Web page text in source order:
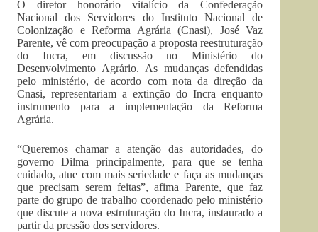
O diretor honorário vitalício da Confederação
Nacional dos Servidores do Instituto Nacional de
Colonização e Reforma Agrária (Cnasi), José Vaz
Parente, vê com preocupação a proposta reestruturação
do Incra, em discussão no Ministério do
Desenvolvimento Agrário. As mudanças defendidas
pelo ministério, de acordo com nota da direção da
Cnasi, representariam a extinção do Incra enquanto
instrumento para a implementação da Reforma
Agrária.
“Queremos chamar a atenção das autoridades, do
governo Dilma principalmente, para que se tenha
cuidado, atue com mais seriedade e faça as mudanças
que precisam serem feitas”, afima Parente, que faz
parte do grupo de trabalho coordenado pelo ministério
que discute a nova estruturação do Incra, instaurado a
partir da pressão dos servidores.